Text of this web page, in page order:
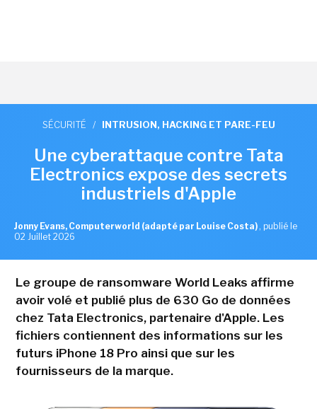
SÉCURITÉ / INTRUSION, HACKING ET PARE-FEU
Une cyberattaque contre Tata
Electronics expose des secrets
industriels d'Apple
Jonny Evans, Computerworld (adapté par Louise Costa) , publié le
02 Juillet 2026
Le groupe de ransomware World Leaks affirme
avoir volé et publié plus de 630 Go de données
chez Tata Electronics, partenaire d'Apple. Les
fichiers contiennent des informations sur les
futurs iPhone 18 Pro ainsi que sur les
fournisseurs de la marque.